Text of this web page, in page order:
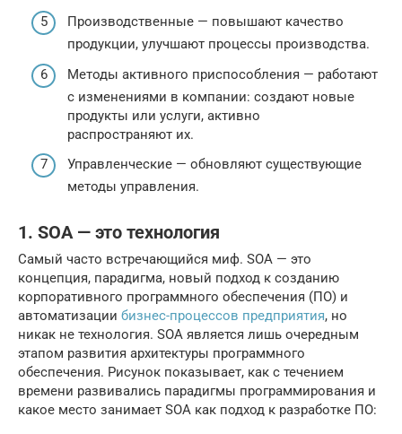
Производственные — повышают качество
продукции, улучшают процессы производства.
Методы активного приспособления — работают
с изменениями в компании: создают новые
продукты или услуги, активно
распространяют их.
Управленческие — обновляют существующие
методы управления.
1. SOA — это технология
Самый часто встречающийся миф. SOA — это
концепция, парадигма, новый подход к созданию
корпоративного программного обеспечения (ПО) и
автоматизации бизнес-процессов предприятия, но
никак не технология. SOA является лишь очередным
этапом развития архитектуры программного
обеспечения. Рисунок показывает, как с течением
времени развивались парадигмы программирования и
какое место занимает SOA как подход к разработке ПО: